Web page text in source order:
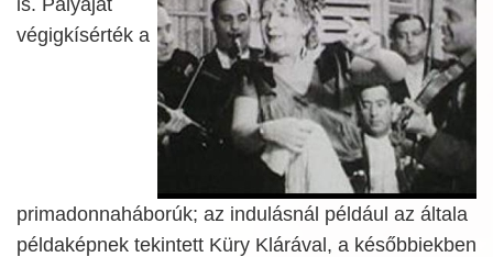
is. Pályáját
végigkísérték a
primadonnaháborúk; az indulásnál például az általa
példaképnek tekintett Küry Klárával, a későbbiekben